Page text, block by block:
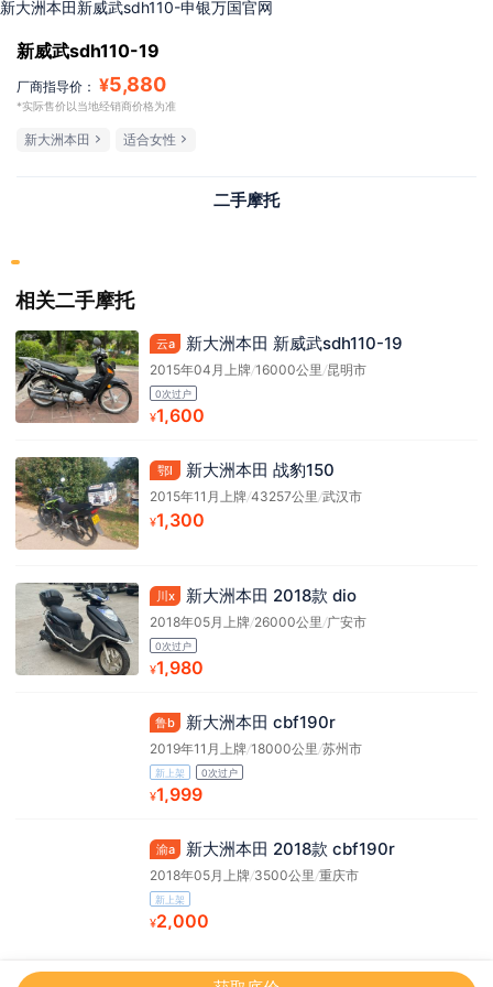
新大洲本田新威武sdh110-申银万国官网
新威武sdh110-19
厂商指导价： ¥5,880
*实际售价以当地经销商价格为准
新大洲本田 适合女性
二手摩托
相关二手摩托
云a 新大洲本田 新威武sdh110-19
2015年04月上牌/16000公里 /昆明市
0次过户
¥1,600
鄂l 新大洲本田 战豹150
2015年11月上牌/43257公里 /武汉市
¥1,300
川x 新大洲本田 2018款 dio
2018年05月上牌/26000公里 /广安市
0次过户
¥1,980
鲁b 新大洲本田 cbf190r
2019年11月上牌/18000公里 /苏州市
新上架 0次过户
¥1,999
渝a 新大洲本田 2018款 cbf190r
2018年05月上牌/3500公里 /重庆市
新上架
¥2,000